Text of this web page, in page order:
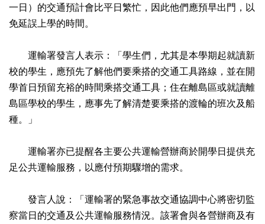
一日）的交通預計會比平日繁忙，因此他們應預早出門，以
免延誤上學的時間。
運輸署發言人表示：「學生們，尤其是本學期起就讀新
校的學生，應預先了解他們要乘搭的交通工具路線，並在開
學首日預留充裕的時間乘搭交通工具；住在離島區或就讀離
島區學校的學生，應事先了解清楚要乘搭的渡輪的班次及船
種。」
運輸署亦已提醒各主要公共運輸營辦商於開學日提供充
足公共運輸服務，以應付預期驟增的需求。
發言人說：「運輸署的緊急事故交通協調中心將密切監
察當日的交通及公共運輸服務情況。該署會與各營辦商及有